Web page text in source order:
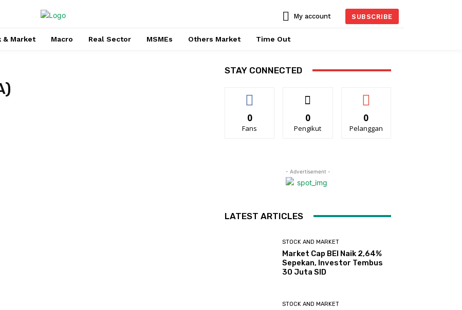
My account SUBSCRIBE
& Market Macro Real Sector MSMEs Others Market Time Out
STAY CONNECTED
0
Fans
0
Pengikut
0
Pelanggan
- Advertisement -
LATEST ARTICLES
STOCK AND MARKET
Market Cap BEI Naik 2,64%
Sepekan, Investor Tembus
30 Juta SID
STOCK AND MARKET